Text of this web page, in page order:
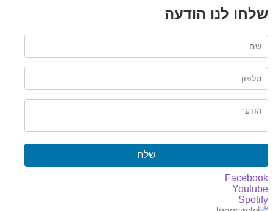
שלחו לנו הודעה
שלח
Facebook
Youtube
Spotify